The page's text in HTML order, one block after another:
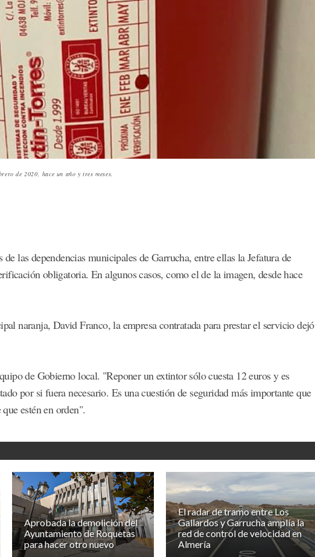
de 2020, hace un año y tres meses.
las dependencias municipales de Garrucha, entre ellas la Jefatura de
obligatoria. En algunos casos, como el de la imagen, desde hace
naranja, David Franco, la empresa contratada para prestar el servicio dejó
de Gobierno local. "Reponer un extintor sólo cuesta 12 euros y es
por si fuera necesario. Es una cuestión de seguridad más importante que
estén en orden".
Aprobada la demolición del
Ayuntamiento de Roquetas
para hacer otro nuevo
El radar de tramo entre Los
Gallardos y Garrucha amplía la
red de control de velocidad en
Almería